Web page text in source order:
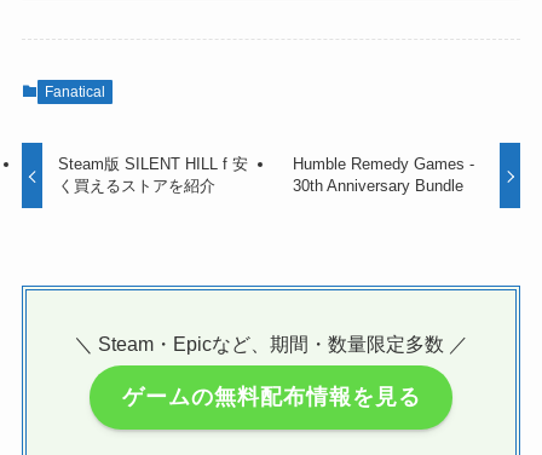
Fanatical
Steam版 SILENT HILL f 安
く買えるストアを紹介
Humble Remedy Games -
30th Anniversary Bundle
＼ Steam・Epicなど、期間・数量限定多数 ／
ゲームの無料配布情報を見る